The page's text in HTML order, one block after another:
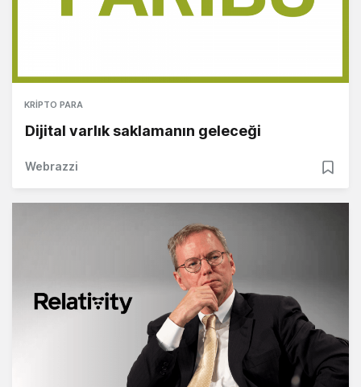
KRIPTO PARA
Dijital varlık saklamanın geleceği
Webrazzi